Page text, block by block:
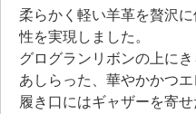
柔らかく軽い羊革を贅沢
性を実現しました。
グログランリボンの上に
あしらった、華やかかつエ
履き口にはギャザーを寄